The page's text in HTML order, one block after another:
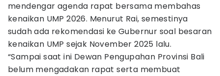
mendengar agenda rapat bersama membahas
kenaikan UMP 2026. Menurut Rai, semestinya
sudah ada rekomendasi ke Gubernur soal besaran
kenaikan UMP sejak November 2025 lalu.
“Sampai saat ini Dewan Pengupahan Provinsi Bali
belum mengadakan rapat serta membuat